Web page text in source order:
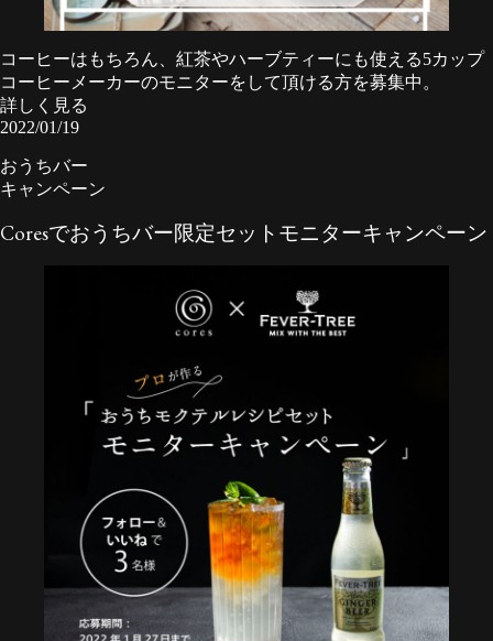
コーヒーはもちろん、紅茶やハーブティーにも使える5カップ
コーヒーメーカーのモニターをして頂ける方を募集中。
詳しく見る
2022/01/19
おうちバー
キャンペーン
Coresでおうちバー限定セットモニターキャンペーン